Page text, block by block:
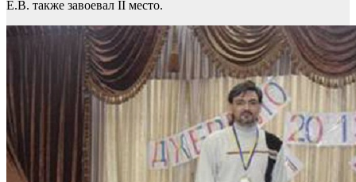
Е.В. также завоевал II место.